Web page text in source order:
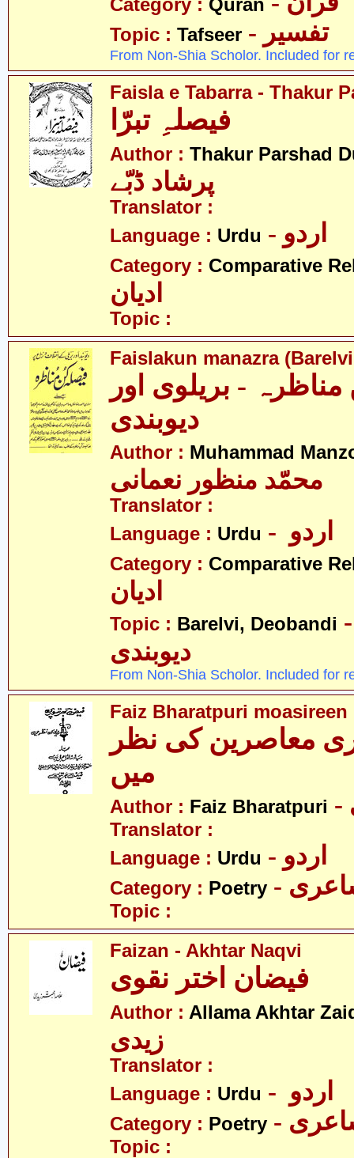
Category : Quran
Topic : Tafseer - تفسیر
From Non-Shia Scholor. Included for
Faisla e Tabarra - Thakur
فیصلہِ تبرّا
Author : Thakur Parshad
پرشاد ڈبّے
Translator :
Language : Urdu - اردو
Category : Comparative
ادیان
Topic :
Faislakun manazra
- بریلوی اور
دیوبندی
Author : Muhammad
محمّد منظور نعمانی
Translator :
Language : Urdu
Category : Comparative
ادیان
Topic : Barelvi, Deobandi /
دیوبندی
From Non-Shia Scholor. Included for
Faiz Bharatpuri moasireen
معاصرین کی نظر
میں
Author : Faiz Bharatpuri
Translator :
Language : Urdu - اردو
Category : Poetry
Topic :
Faizan - Akhtar Naqvi
فیضان اختر نقوی
Author : Allama Akhtar
زیدی
Translator :
Language : Urdu
Category : Poetry
Topic :